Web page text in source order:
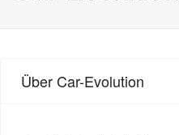
Über Car-Evolution